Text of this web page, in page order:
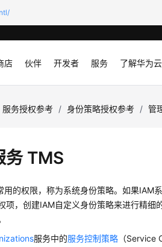
店 伙伴 开发者 服务 了解华为云
服务授权参考 / 身份策略授权参考 / 管
务 TMS
用的权限，称为系统身份策略。如果IAM
项，创建IAM自定义身份策略来进行精细
服务中的服务控制策略 （Service